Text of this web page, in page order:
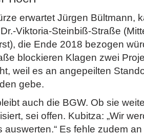
erwartet Jürgen Bültmann,
Viktoria-Steinbiß-Straße
die Ende 2018 bezogen
blockieren Klagen zwei
weil es an angepeilten
gebe.
auch die BGW. Ob sie
sei offen. Kubitza: „Wir
auswerten.“ Es fehle zudem